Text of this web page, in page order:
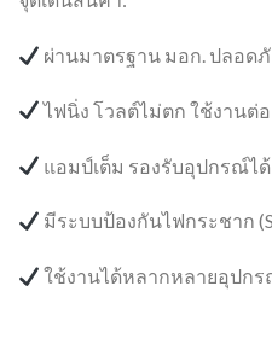
ผ่านมาตรฐาน มอก. ปลอด
ไฟนิ่ง โวลต์ไม่ตก ใช้งานต่อ
แอมป์เต็ม รองรับอุปกรณ์ได้
มีระบบป้องกันไฟกระชาก
ใช้งานได้หลากหลายอุปก